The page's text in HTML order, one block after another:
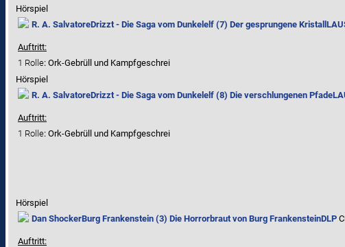
Hörspiel
R. A. SalvatoreDrizzt - Die Saga vom Dunkelelf (7) Der gesprungene Kristall
Auftritt:
1 Rolle: Ork-Gebrüll und Kampfgeschrei
Hörspiel
R. A. SalvatoreDrizzt - Die Saga vom Dunkelelf (8) Die verschlungenen Pfade
Auftritt:
1 Rolle: Ork-Gebrüll und Kampfgeschrei
Hörspiel
Dan ShockerBurg Frankenstein (3) Die Horrorbraut von Burg FrankensteinDLP
Auftritt: